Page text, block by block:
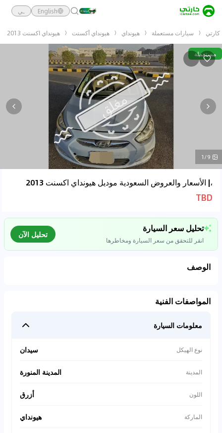
English ـي
كارتي سيارات مستعملة هيونداي هيونداي أكسنت هيونداي اكسنت 2013
مستعملة
1/9
،| الأسعار والعروض السعودية موديل هيونداي اكسنت 2013
TBD
تحليل سعر السيارة
انقر للتحقق من سعر السيارة ومخاطرها
تحليل الآن
الوصف
المواصفات الفنية
معلومات السيارة
نوع الهيكل سيدان
المدينة المدينة المنورة
اللون أزرق
الماركة هيونداي